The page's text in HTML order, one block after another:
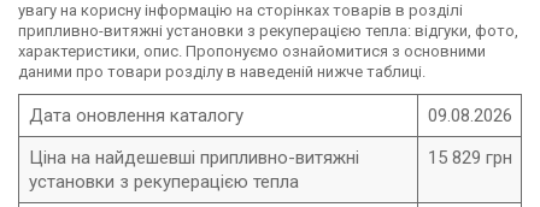
увагу на корисну інформацію на сторінках товарів в розділі
припливно-витяжні установки з рекуперацією тепла: відгуки, фото,
характеристики, опис. Пропонуємо ознайомитися з основними
даними про товари розділу в наведеній нижче таблиці.
Дата оновлення каталогу
09.08.2026
Ціна на найдешевші припливно-витяжні
установки з рекуперацією тепла
15 829 грн